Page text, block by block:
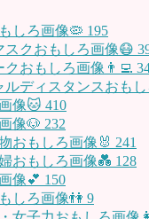
しろ画像🦠 195
スクおもしろ画像😷
クおもしろ画像👨‍💻
ルディスタンスおも
像🐱 410
像🐶 232
おもしろ画像🐰 241
おもしろ画像💑 128
像💕 150
しろ画像👫 9